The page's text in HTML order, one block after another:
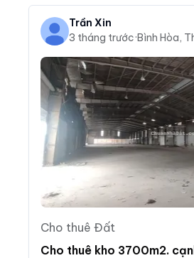
Trần Xin
3 tháng trước·Bình Hòa,
Cho thuê Đất
Cho thuê kho 3700m2.